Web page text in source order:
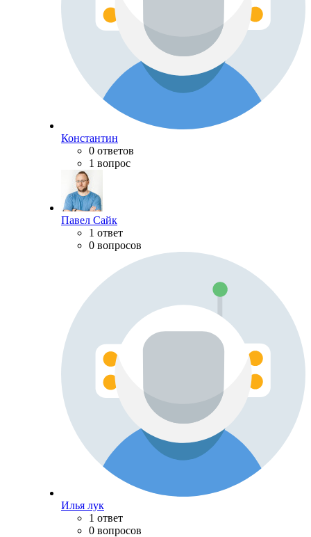
Константин
0 ответов
1 вопрос
Павел Сайк
1 ответ
0 вопросов
Илья лук
1 ответ
0 вопросов